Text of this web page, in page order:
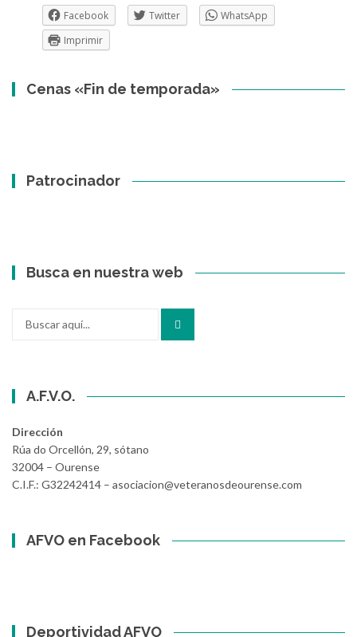
Facebook Twitter
WhatsApp
Imprimir
Cenas «Fin de temporada»
Patrocinador
Busca en nuestra web
A.F.V.O.
Dirección
Rúa do Orcellón, 29, sótano
32004 – Ourense
C.I.F.: G32242414 – asociacion@veteranosdeourense.com
AFVO en Facebook
Deportividad AFVO